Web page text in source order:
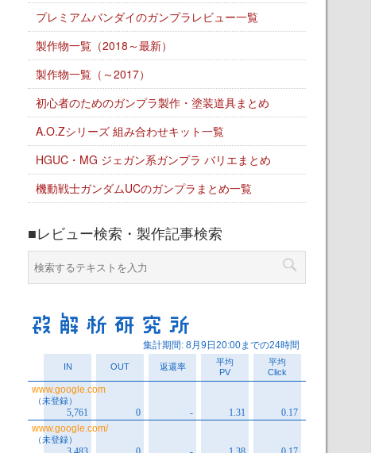
プレミアムバンダイのガンプラレビュー一覧
製作物一覧（2018～最新）
製作物一覧（～2017）
初心者のためのガンプラ製作・塗装道具まとめ
A.O.Zシリーズ 組み合わせキット一覧
HGUC・MG ジェガン系ガンプラ バリエまとめ
機動戦士ガンダムUCのガンプラまとめ一覧
■レビュー検索・製作記事検索